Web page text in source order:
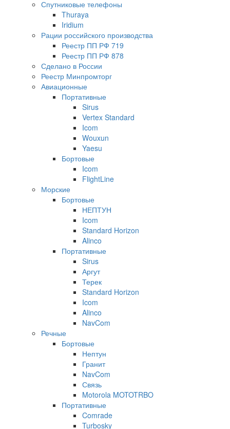
Спутниковые телефоны
Thuraya
Iridium
Рации российского производства
Реестр ПП РФ 719
Реестр ПП РФ 878
Сделано в России
Реестр Минпромторг
Авиационные
Портативные
Sirus
Vertex Standard
Icom
Wouxun
Yaesu
Бортовые
Icom
FlightLine
Морские
Бортовые
НЕПТУН
Icom
Standard Horizon
Alinco
Портативные
Sirus
Аргут
Терек
Standard Horizon
Icom
Alinco
NavCom
Речные
Бортовые
Нептун
Гранит
NavCom
Связь
Motorola MOTOTRBO
Портативные
Comrade
Turbosky